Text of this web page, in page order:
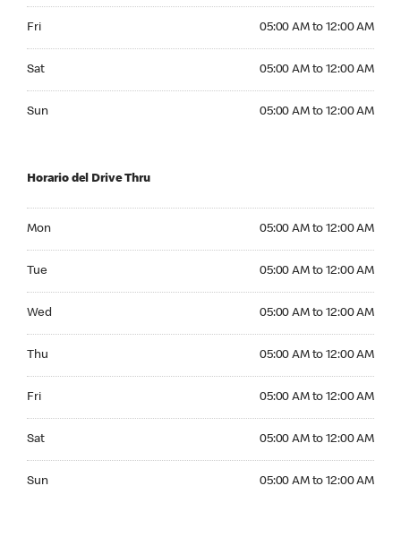
Fri 05:00 AM to 12:00 AM
Sat 05:00 AM to 12:00 AM
Sun 05:00 AM to 12:00 AM
Horario del Drive Thru
Mon 05:00 AM to 12:00 AM
Tue 05:00 AM to 12:00 AM
Wed 05:00 AM to 12:00 AM
Thu 05:00 AM to 12:00 AM
Fri 05:00 AM to 12:00 AM
Sat 05:00 AM to 12:00 AM
Sun 05:00 AM to 12:00 AM